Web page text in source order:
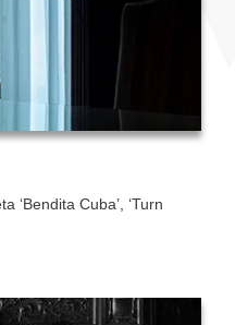
‘Bendita Cuba’, ‘Turn